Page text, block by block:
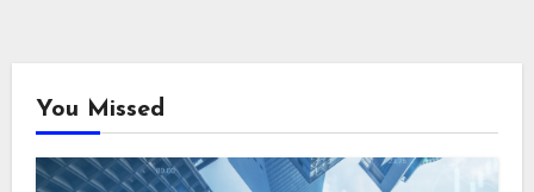
You Missed